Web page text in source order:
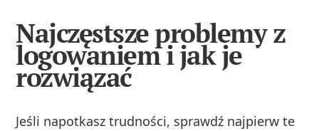
Najczęstsze problemy z
logowaniem i jak je
rozwiązać
Jeśli napotkasz trudności, sprawdź najpierw te